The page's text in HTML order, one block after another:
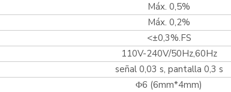
Máx. 0,5%
Máx. 0,2%
<±0,3%.FS
110V-240V/50Hz,60Hz
señal 0,03 s, pantalla 0,3 s
Φ6 (6mm*4mm)